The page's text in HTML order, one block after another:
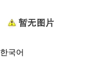
한국어